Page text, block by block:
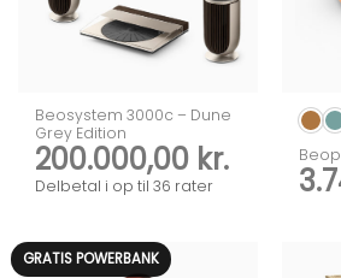
Beosystem 3000c – Dune
Grey Edition
200.000,00 kr.
Delbetal i op til 36 rater
GRATIS POWERBANK